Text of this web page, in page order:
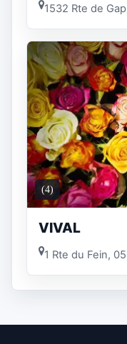
1532 Rte de
(4)
VIVAL
1 Rte du Fein,